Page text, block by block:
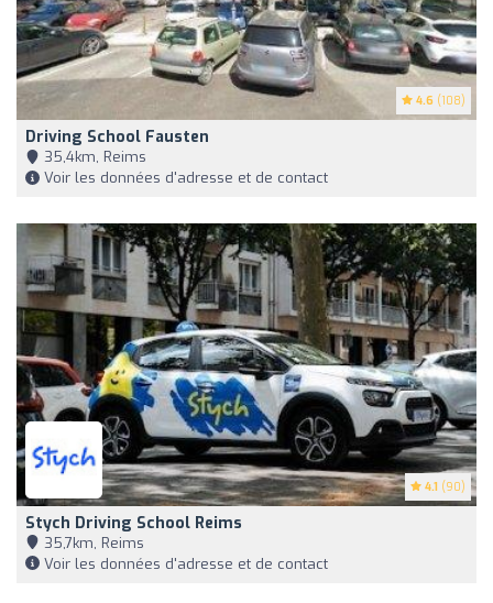
4.6 (108)
Driving School Fausten
35,4km, Reims
Voir les données d'adresse et de contact
4.1 (90)
Stych Driving School Reims
35,7km, Reims
Voir les données d'adresse et de contact